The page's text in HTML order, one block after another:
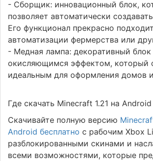
- Сборщик: инновационный блок,
позволяет автоматически
Его функционал прекрасно
автоматизации фермерства или
- Медная лампа: декоративный блок
окисляющимся эффектом, который
идеальным для оформления домов
Где скачать Minecraft 1.21 на
Скачивайте полную версию
Android бесплатно с рабочим Xbox
разблокированными скинами и
всеми возможностями, которые